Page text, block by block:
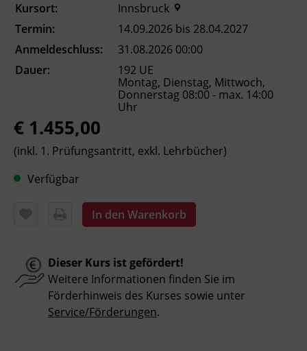
auf die Anforderungen der schriftlichen
standardisierten Reife- und Diplomprüfung in
Angewandter Mathematik vor. Die
Vermittlung und der Erwerb von
Kompetenzen, welche eigenständige
Problemlösungen mithilfe von Mathematik
ermöglichen, stehen dabei im Mittelpunkt. Die
charakteristischen Tätigkeiten und
Handlungsbereiche laut Lehrplan umfassen:
- Modellieren und Transferieren
- Interpretieren und Dokumentieren
- Argumentieren und Kommunizieren
Kursformat
Präsenzunterricht
Leitung
Kursort:
Innsbruck
Termin:
14.09.2026 bis 28.04.2027
Anmeldeschluss:
31.08.2026 00:00
Dauer:
192 UE
Montag, Dienstag, Mittwoch,
Donnerstag 08:00 - max. 14:00
Uhr
€ 1.455,00
(inkl. 1. Prüfungsantritt, exkl. Lehrbücher)
Verfügbar
In den Warenkorb
Dieser Kurs ist gefördert!
Weitere Informationen finden Sie im
Förderhinweis des Kurses sowie unter
Service/Förderungen.